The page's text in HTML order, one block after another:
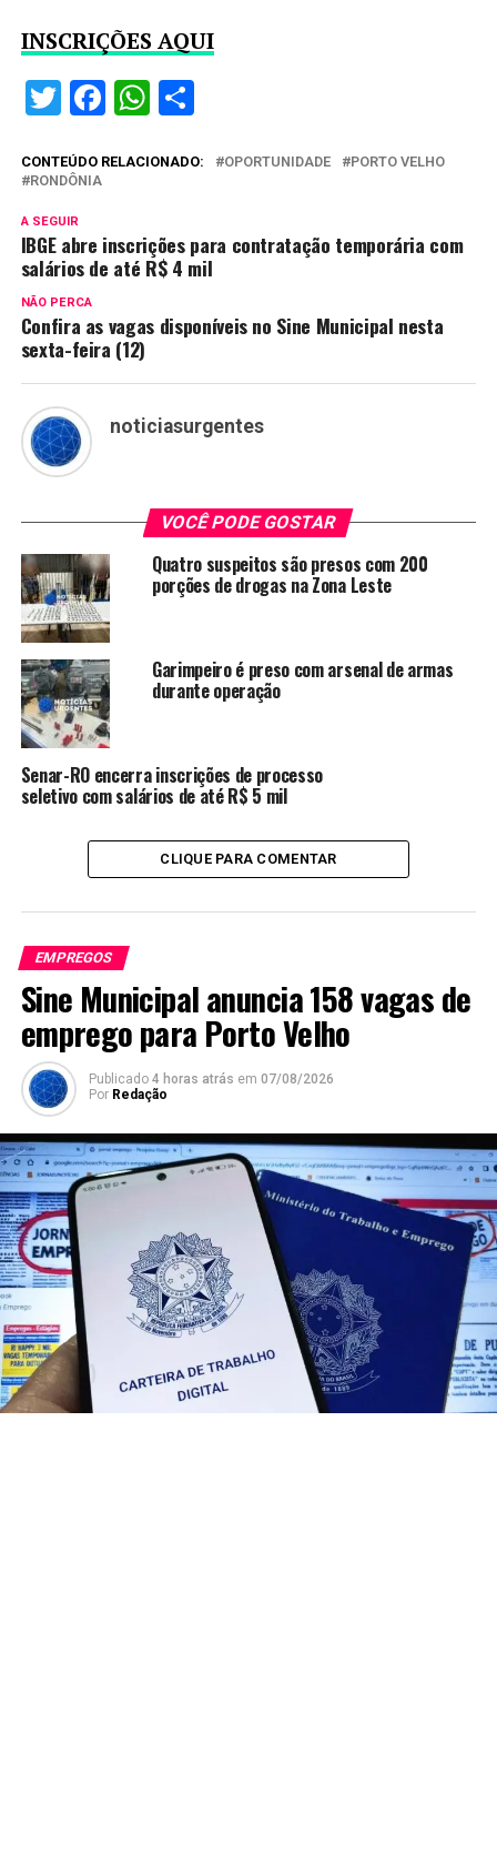
INSCRIÇÕES AQUI
Twitter
Facebook
WhatsApp
Share
CONTEÚDO RELACIONADO: OPORTUNIDADE
PORTO VELHO
RONDÔNIA
A SEGUIR
IBGE abre inscrições para contratação temporária com
salários de até R$ 4 mil
NÃO PERCA
Confira as vagas disponíveis no Sine Municipal nesta
sexta-feira (12)
noticiasurgentes
VOCÊ PODE GOSTAR
Quatro suspeitos são presos com 200
porções de drogas na Zona Leste
Garimpeiro é preso com arsenal de armas
durante operação
Senar-RO encerra inscrições de processo
seletivo com salários de até R$ 5 mil
CLIQUE PARA COMENTAR
EMPREGOS
Sine Municipal anuncia 158 vagas de
emprego para Porto Velho
Publicado 4 horas atrás em 07/08/2026
Por Redação